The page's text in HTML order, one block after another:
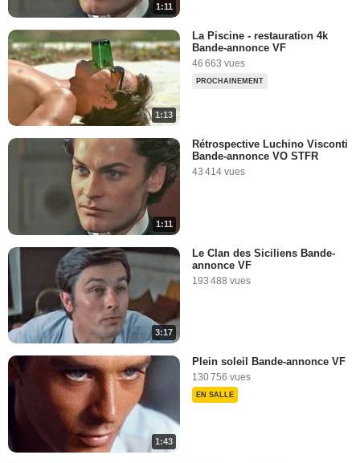
1:11
1:13
La Piscine - restauration 4k
Bande-annonce VF
46 663 vues
PROCHAINEMENT
1:11
Rétrospective Luchino Visconti
Bande-annonce VO STFR
43 414 vues
3:17
Le Clan des Siciliens Bande-
annonce VF
193 488 vues
1:43
Plein soleil Bande-annonce VF
130 756 vues
EN SALLE